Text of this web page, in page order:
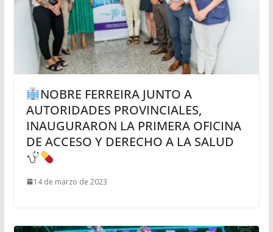
NOBRE FERREIRA JUNTO A
AUTORIDADES PROVINCIALES,
INAUGURARON LA PRIMERA OFICINA
DE ACCESO Y DERECHO A LA SALUD
14 de marzo de 2023